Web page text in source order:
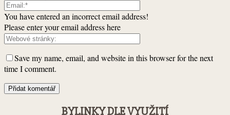
You have entered an incorrect email address!
Please enter your email address here
Save my name, email, and website in this browser for the next
time I comment.
BYLINKY DLE VYUŽITÍ